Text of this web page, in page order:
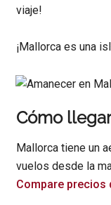
viaje!
¡Mallorca es una
Cómo
Mallorca tiene un
vuelos desde la
Compare precios